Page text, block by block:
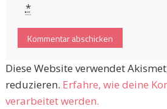
*
Diese Website verwendet
reduzieren. Erfahre, wie deine
verarbeitet werden.